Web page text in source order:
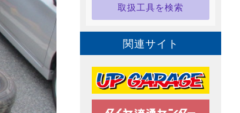
取扱工具を検索
関連サイト